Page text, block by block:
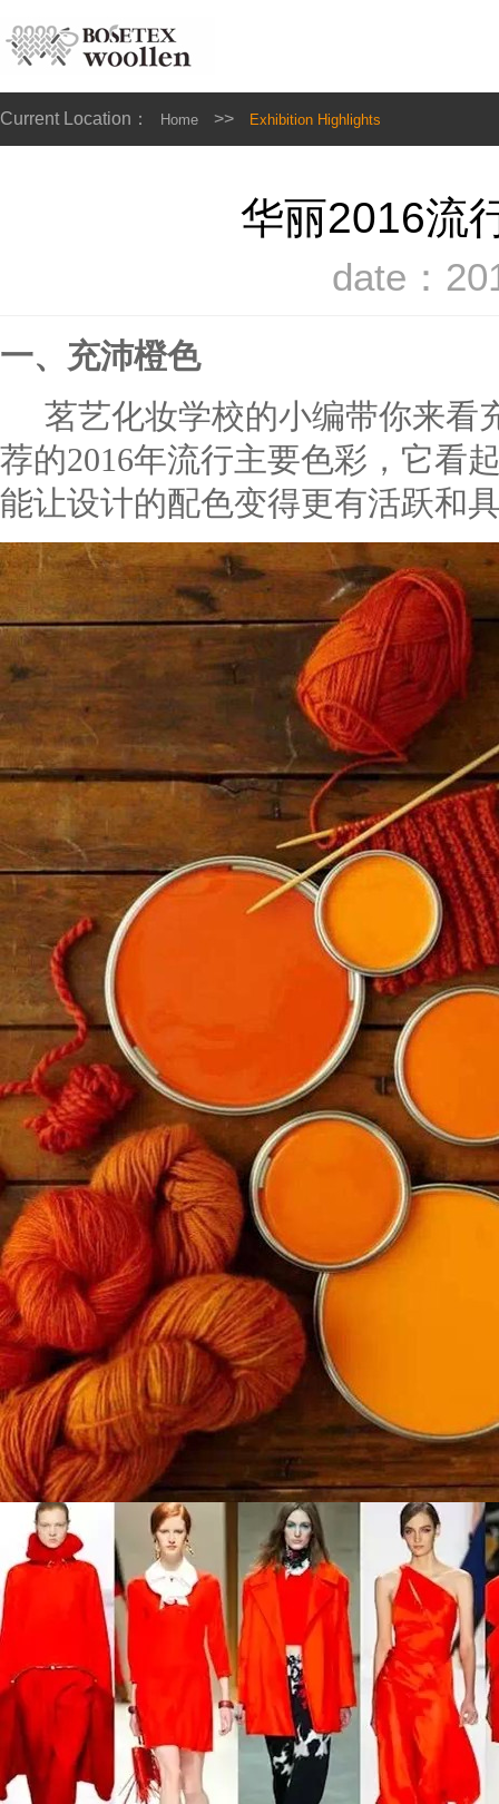
Current Location： Home >> Exhibition Highlights
华丽2016流
date：
一、充沛橙色
茗艺化妆学校的小编带你来看
荐的2016年流行主要色彩，它看
能让设计的配色变得更有活跃和